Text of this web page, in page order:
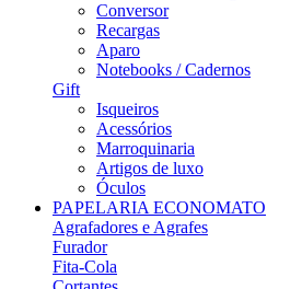
Conversor
Recargas
Aparo
Notebooks / Cadernos
Gift
Isqueiros
Acessórios
Marroquinaria
Artigos de luxo
Óculos
PAPELARIA ECONOMATO
Agrafadores e Agrafes
Furador
Fita-Cola